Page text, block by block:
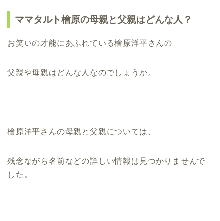
ママタルト檜原の母親と父親はどんな人？
お笑いの才能にあふれている檜原洋平さんの
父親や母親はどんな人なのでしょうか。
檜原洋平さんの母親と父親については、
残念ながら名前などの詳しい情報は見つかりませんで
した。